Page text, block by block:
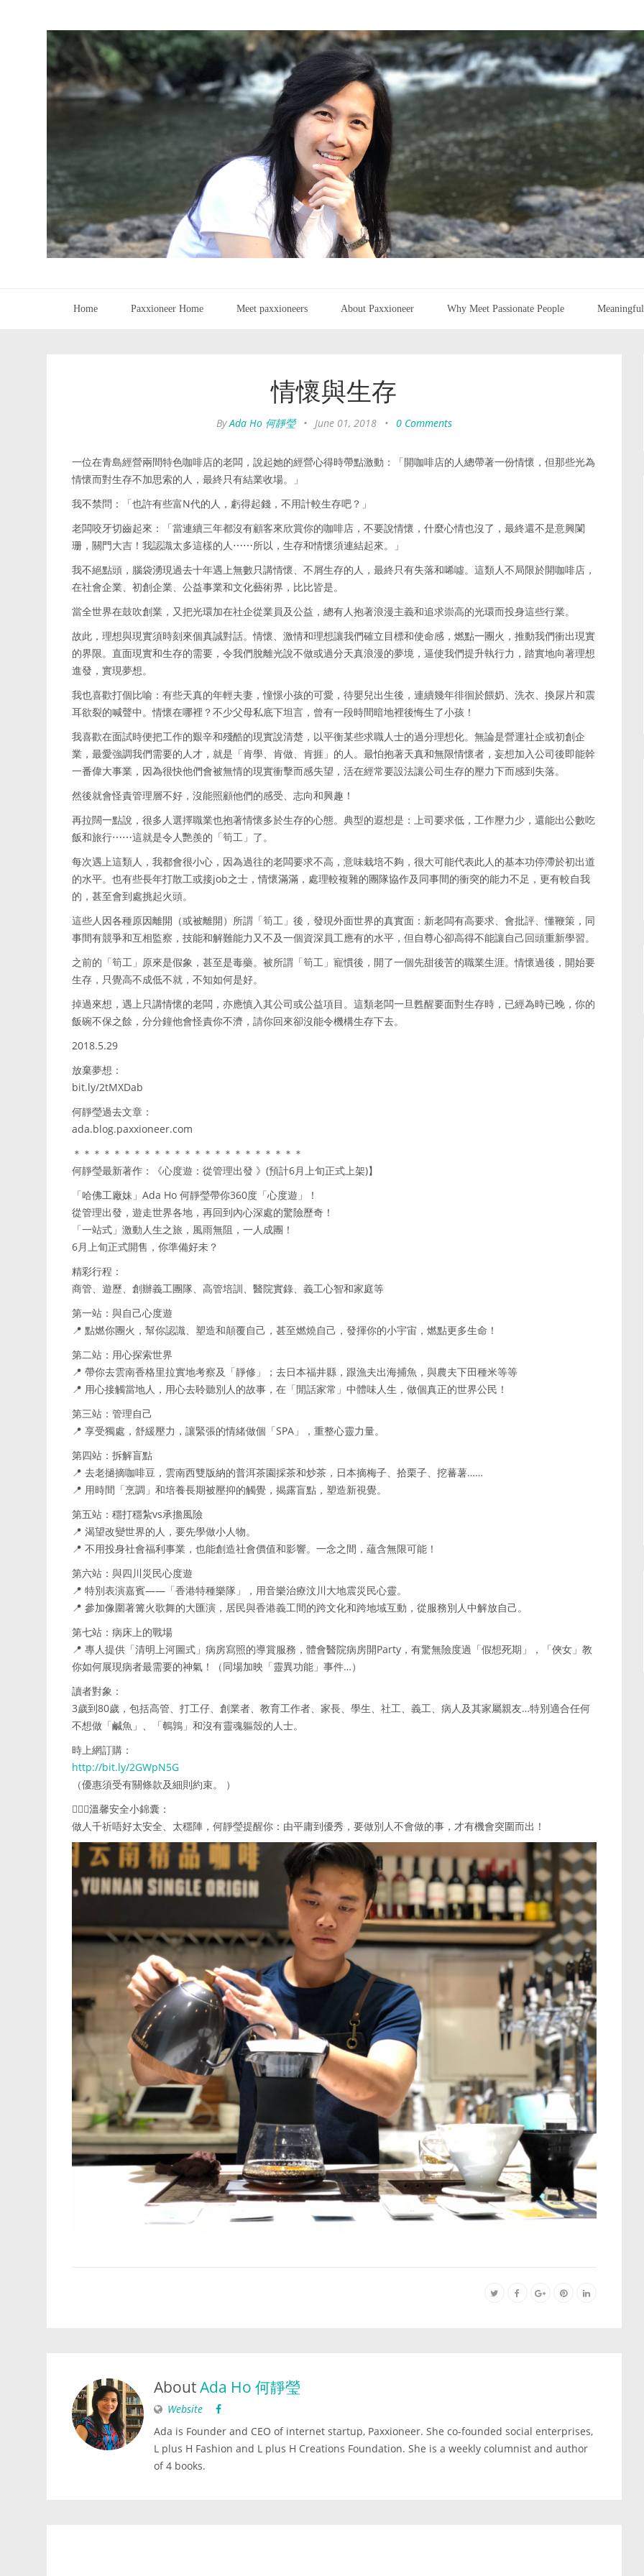
Home Paxxioneer Home Meet paxxioneers About Paxxioneer Why Meet Passionate People
情懷與生存
ByAda Ho 何靜瑩 • June 01, 2018 • 0 Comments
一位在青島經營兩間特色咖啡店的老闆，說起她的經營心得時帶點激動：「開咖啡店的人總帶著一份情懷，但那些光為
情懷而對生存不加思索的人，最終只有結業收場。」
我不禁問：「也許有些富N代的人，虧得起錢，不用計較生存吧？」
老闆咬牙切齒起來：「當連續三年都沒有顧客來欣賞你的咖啡店，不要說情懷，什麼心情也沒了，最終還不是意興闌
珊，關門大吉！我認識太多這樣的人⋯⋯所以，生存和情懷須連結起來。」
我不絕點頭，腦袋湧現過去十年遇上無數只講情懷、不屑生存的人，最終只有失落和唏噓。這類人不局限於開咖啡店，
在社會企業、初創企業、公益事業和文化藝術界，比比皆是。
當全世界在鼓吹創業，又把光環加在社企從業員及公益，總有人抱著浪漫主義和追求崇高的光環而投身這些行業。
故此，理想與現實須時刻來個真誠對話。情懷、激情和理想讓我們確立目標和使命感，燃點一團火，推動我們衝出現實
的界限。直面現實和生存的需要，令我們脫離光說不做或過分天真浪漫的夢境，逼使我們提升執行力，踏實地向著理想
進發，實現夢想。
我也喜歡打個比喻：有些天真的年輕夫妻，憧憬小孩的可愛，待嬰兒出生後，連續幾年徘徊於餵奶、洗衣、換尿片和震
耳欲裂的喊聲中。情懷在哪裡？不少父母私底下坦言，曾有一段時間暗地裡後悔生了小孩！
我喜歡在面試時便把工作的艱辛和殘酷的現實說清楚，以平衡某些求職人士的過分理想化。無論是營運社企或初創企
業，最愛強調我們需要的人才，就是「肯學、肯做、肯捱」的人。最怕抱著天真和無限情懷者，妄想加入公司後即能幹
一番偉大事業，因為很快他們會被無情的現實衝擊而感失望，活在經常要設法讓公司生存的壓力下而感到失落。
然後就會怪責管理層不好，沒能照顧他們的感受、志向和興趣！
再拉闊一點說，很多人選擇職業也抱著情懷多於生存的心態。典型的遐想是：上司要求低，工作壓力少，還能出公數吃
飯和旅行⋯⋯這就是令人艷羨的「筍工」了。
每次遇上這類人，我都會很小心，因為過往的老闆要求不高，意味栽培不夠，很大可能代表此人的基本功停滯於初出道
的水平。也有些長年打散工或接job之士，情懷滿滿，處理較複雜的團隊協作及同事間的衝突的能力不足，更有較自我
的，甚至會到處挑起火頭。
這些人因各種原因離開（或被離開）所謂「筍工」後，發現外面世界的真實面：新老闆有高要求、會批評、懂鞭策，同
事間有競爭和互相監察，技能和解難能力又不及一個資深員工應有的水平，但自尊心卻高得不能讓自己回頭重新學習。
之前的「筍工」原來是假象，甚至是毒藥。被所謂「筍工」寵慣後，開了一個先甜後苦的職業生涯。情懷過後，開始要
生存，只覺高不成低不就，不知如何是好。
掉過來想，遇上只講情懷的老闆，亦應慎入其公司或公益項目。這類老闆一旦甦醒要面對生存時，已經為時已晚，你的
飯碗不保之餘，分分鐘他會怪責你不濟，請你回來卻沒能令機構生存下去。
2018.5.29
放棄夢想：
bit.ly/2tMXDab
何靜瑩過去文章：
ada.blog.paxxioneer.com
＊＊＊＊＊＊＊＊＊＊＊＊＊＊＊＊＊＊＊＊＊＊＊
何靜瑩最新著作：《心度遊：從管理出發 》(預計6月上旬正式上架)】
「哈佛工廠妹」Ada Ho 何靜瑩帶你360度「心度遊」！
從管理出發，遊走世界各地，再回到內心深處的驚險歷奇！
「一站式」激動人生之旅，風雨無阻，一人成團！
6月上旬正式開售，你準備好未？
精彩行程：
商管、遊歷、創辦義工團隊、高管培訓、醫院實錄、義工心智和家庭等
第一站：與自己心度遊
📍 點燃你團火，幫你認識、塑造和顛覆自己，甚至燃燒自己，發揮你的小宇宙，燃點更多生命！
第二站：用心探索世界
📍 帶你去雲南香格里拉實地考察及「靜修」；去日本福井縣，跟漁夫出海捕魚，與農夫下田種米等等
📍 用心接觸當地人，用心去聆聽別人的故事，在「閒話家常」中體味人生，做個真正的世界公民！
第三站：管理自己
📍 享受獨處，舒緩壓力，讓緊張的情緒做個「SPA」，重整心靈力量。
第四站：拆解盲點
📍 去老撾摘咖啡豆，雲南西雙版納的普洱茶園採茶和炒茶，日本摘梅子、拾栗子、挖蕃薯……
📍 用時間「烹調」和培養長期被壓抑的觸覺，揭露盲點，塑造新視覺。
第五站：穩打穩紮vs承擔風險
📍 渴望改變世界的人，要先學做小人物。
📍 不用投身社會福利事業，也能創造社會價值和影響。一念之間，蘊含無限可能！
第六站：與四川災民心度遊
📍 特別表演嘉賓——「香港特種樂隊」，用音樂治療汶川大地震災民心靈。
📍 參加像圍著篝火歌舞的大匯演，居民與香港義工間的跨文化和跨地域互動，從服務別人中解放自己。
第七站：病床上的戰場
📍 專人提供「清明上河圖式」病房寫照的導賞服務，體會醫院病房開Party，有驚無險度過「假想死期」，「俠女」教
你如何展現病者最需要的神氣！（同場加映「靈異功能」事件…）
讀者對象：
3歲到80歲，包括高管、打工仔、創業者、教育工作者、家長、學生、社工、義工、病人及其家屬親友…特別適合任何
不想做「鹹魚」、「鵪鶉」和沒有靈魂軀殼的人士。
時上網訂購：
http://bit.ly/2GWpN5G
（優惠須受有關條款及細則約束。 ）
💁🏻‍♀溫馨安全小錦囊：
做人千祈唔好太安全、太穩陣，何靜瑩提醒你：由平庸到優秀，要做別人不會做的事，才有機會突圍而出！
AboutAda Ho 何靜瑩
Website
Ada is Founder and CEO of internet startup, Paxxioneer. She co-founded social enterprises,
L plus H Fashion and L plus H Creations Foundation. She is a weekly columnist and author
of 4 books.